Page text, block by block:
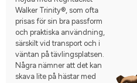
Walker Trinity®, som ofta
prisas för sin bra passform
och praktiska användning,
särskilt vid transport och i
väntan på tävlingsplatsen.
Några nämner att det kan
skava lite på hästar med